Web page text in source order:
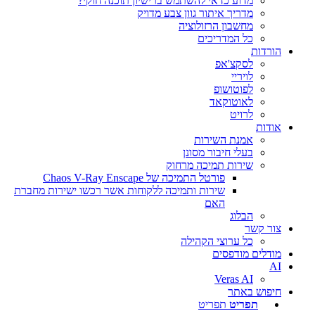
מדריך איתור גוון צבע מדויק
מחשבון הרזולוציה
כל המדריכים
הורדות
לסקצ'אפ
לויריי
לפוטושופ
לאוטוקאד
לרויט
אודות
אמנת השירות
בעלי חיבור מסונן
שירות תמיכה מרחוק
פורטל התמיכה של Chaos V-Ray Enscape
שירות ותמיכה ללקוחות אשר רכשו ישירות מחברת
הבלוג
צור קשר
כל ערוצי הקהילה
מודלים מודפסים
AI
Veras AI
חיפוש באתר
תפריט תפריט